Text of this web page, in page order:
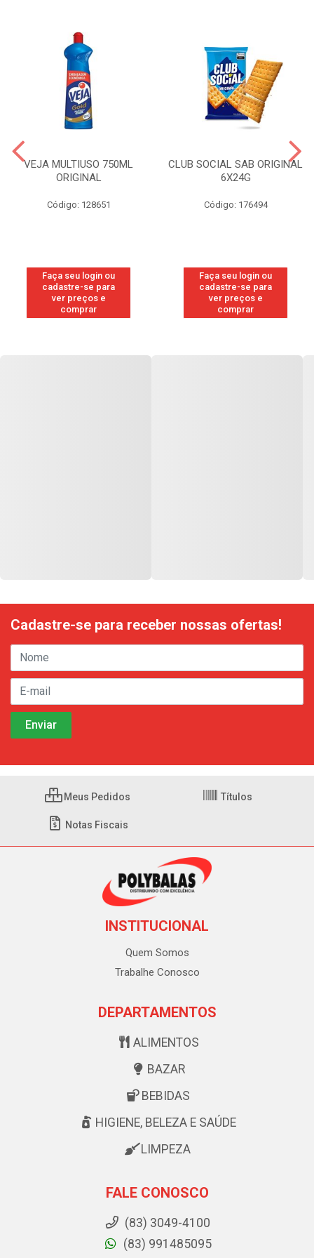
VEJA MULTIUSO 750ML
ORIGINAL
Código: 128651
Faça seu login ou
cadastre-se para
ver preços e
comprar
CLUB SOCIAL SAB ORIGINAL
6X24G
Código: 176494
Faça seu login ou
cadastre-se para
ver preços e
comprar
Cadastre-se para receber nossas ofertas!
Meus Pedidos Títulos
Notas Fiscais
INSTITUCIONAL
Quem Somos
Trabalhe Conosco
DEPARTAMENTOS
ALIMENTOS
BAZAR
BEBIDAS
HIGIENE, BELEZA E SAÚDE
LIMPEZA
FALE CONOSCO
(83) 3049-4100
(83) 991485095